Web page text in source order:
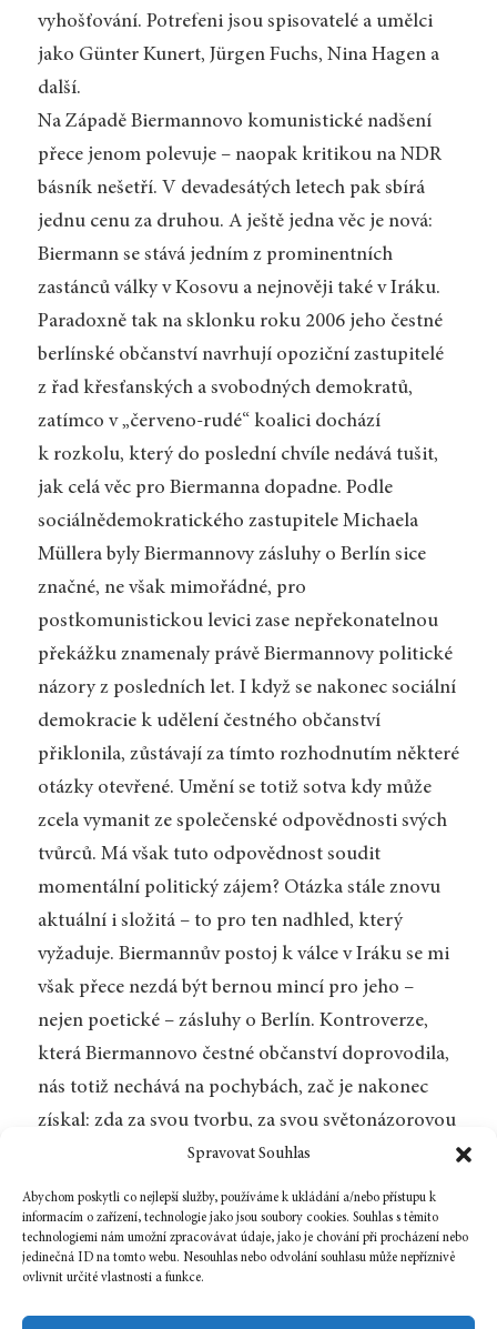
Spravovat Souhlas
Abychom poskytli co nejlepší služby, používáme k ukládání a/nebo přístupu k
informacím o zařízení, technologie jako jsou soubory cookies. Souhlas s těmito
technologiemi nám umožní zpracovávat údaje, jako je chování při procházení nebo
jedinečná ID na tomto webu. Nesouhlas nebo odvolání souhlasu může nepříznivě
ovlivnit určité vlastnosti a funkce.
vyhošťování. Potrefeni jsou spisovatelé a umělci
jako Günter Kunert, Jürgen Fuchs, Nina Hagen a
další.
Na Západě Biermannovo komunistické nadšení
přece jenom polevuje – naopak kritikou na NDR
básník nešetří. V devadesátých letech pak sbírá
jednu cenu za druhou. A ještě jedna věc je nová:
Biermann se stává jedním z prominentních
zastánců války v Kosovu a nejnověji také v Iráku.
Paradoxně tak na sklonku roku 2006 jeho čestné
berlínské občanství navrhují opoziční zastupitelé
z řad křesťanských a svobodných demokratů,
zatímco v „červeno-rudé“ koalici dochází
k rozkolu, který do poslední chvíle nedává tušit,
jak celá věc pro Biermanna dopadne. Podle
sociálnědemokratického zastupitele Michaela
Müllera byly Biermannovy zásluhy o Berlín sice
značné, ne však mimořádné, pro
postkomunistickou levici zase nepřekonatelnou
překážku znamenaly právě Biermannovy politické
názory z posledních let. I když se nakonec sociální
demokracie k udělení čestného občanství
přiklonila, zůstávají za tímto rozhodnutím některé
otázky otevřené. Umění se totiž sotva kdy může
zcela vymanit ze společenské odpovědnosti svých
tvůrců. Má však tuto odpovědnost soudit
momentální politický zájem? Otázka stále znovu
aktuální i složitá – to pro ten nadhled, který
vyžaduje. Biermannův postoj k válce v Iráku se mi
však přece nezdá být bernou mincí pro jeho –
nejen poetické – zásluhy o Berlín. Kontroverze,
která Biermannovo čestné občanství doprovodila,
nás totiž nechává na pochybách, zač je nakonec
získal: zda za svou tvorbu, za svou světonázorovou
„konverzi“ či na základě handlu na berlínské
radnici. Není nic podivnějšího než pochybná čest.